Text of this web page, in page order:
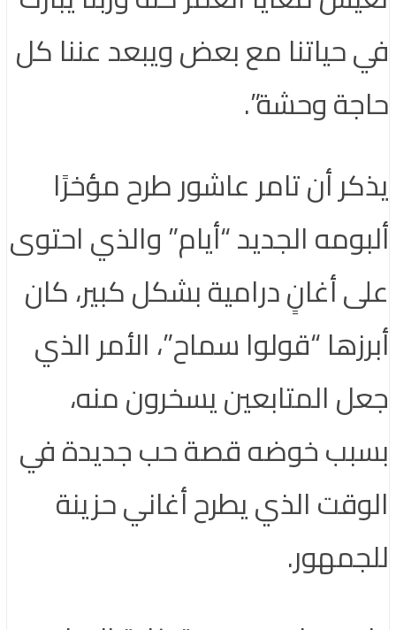
في حياتنا مع بعض ويبعد عننا كل
حاجة وحشة”.
يذكر أن تامر عاشور طرح مؤخرًا
ألبومه الجديد “أيام” والذي احتوى
على أغانٍ درامية بشكل كبير، كان
أبرزها “قولوا سماح”، الأمر الذي
جعل المتابعين يسخرون منه،
بسبب خوضه قصة حب جديدة في
الوقت الذي يطرح أغاني حزينة
للجمهور.